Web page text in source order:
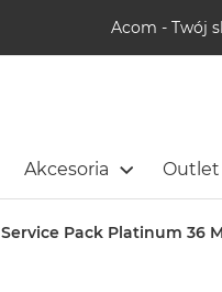
Acom - Twój
Akcesoria Outlet
Service Pack Platinum 36